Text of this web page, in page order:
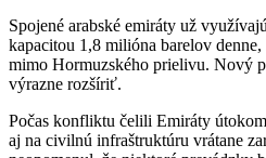
Spojené arabské emiráty už
kapacitou 1,8 milióna barelov
mimo Hormuzského prielivu. Nový
výrazne rozšíriť.
Počas konfliktu čelili Emiráty
aj na civilnú infraštruktúru vrátane